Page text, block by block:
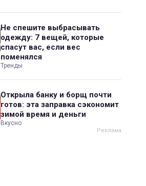
Не спешите выбрасывать
одежду: 7 вещей, которые
спасут вас, если вес
поменялся
Тренды
Открыла банку и борщ почти
готов: эта заправка сэкономит
зимой время и деньги
Вкусно